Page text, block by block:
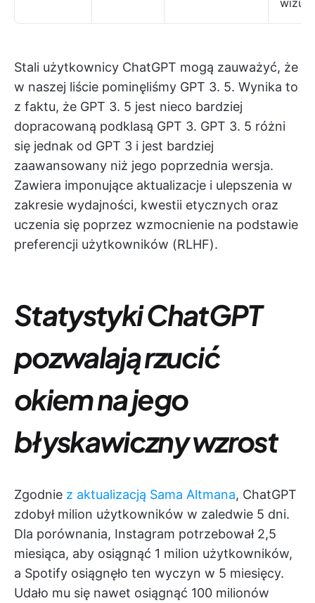
Stali użytkownicy ChatGPT mogą zauważyć, że
w naszej liście pominęliśmy GPT 3. 5. Wynika to
z faktu, że GPT 3. 5 jest nieco bardziej
dopracowaną podklasą GPT 3. GPT 3. 5 różni
się jednak od GPT 3 i jest bardziej
zaawansowany niż jego poprzednia wersja.
Zawiera imponujące aktualizacje i ulepszenia w
zakresie wydajności, kwestii etycznych oraz
uczenia się poprzez wzmocnienie na podstawie
preferencji użytkowników (RLHF).
Statystyki ChatGPT
pozwalają rzucić
okiem na jego
błyskawiczny wzrost
Zgodnie z aktualizacją Sama Altmana, ChatGPT
zdobył milion użytkowników w zaledwie 5 dni.
Dla porównania, Instagram potrzebował 2,5
miesiąca, aby osiągnąć 1 milion użytkowników,
a Spotify osiągnęło ten wyczyn w 5 miesięcy.
Udało mu się nawet osiągnąć 100 milionów